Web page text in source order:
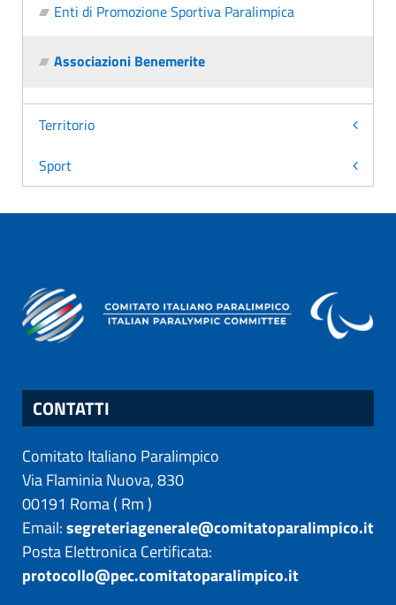
Enti di Promozione Sportiva Paralimpica
Associazioni Benemerite
Territorio
Sport
CONTATTI
Comitato Italiano Paralimpico
Via Flaminia Nuova, 830
00191 Roma( Rm)
Email:segreteriagenerale@comitatoparalimpico.it
Posta Elettronica Certificata:
protocollo@pec.comitatoparalimpico.it